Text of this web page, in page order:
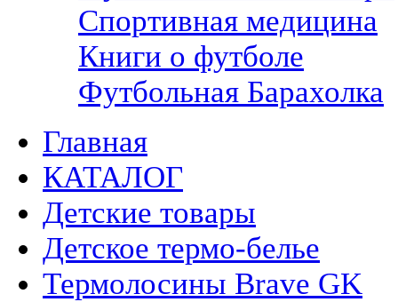
Спортивная медицина
Книги о футболе
Футбольная Барахолка
Главная
КАТАЛОГ
Детские товары
Детское термо-белье
Термолосины Brave GK